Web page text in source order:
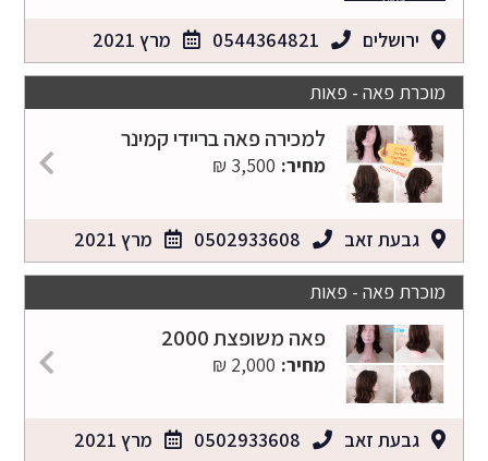
ירושלים 0544364821 מרץ 2021
מוכרת פאה - פאות
למכירה פאה בריידי קמינר
מחיר: 3,500 ₪
גבעת זאב 0502933608 מרץ 2021
מוכרת פאה - פאות
פאה משופצת 2000
מחיר: 2,000 ₪
גבעת זאב 0502933608 מרץ 2021